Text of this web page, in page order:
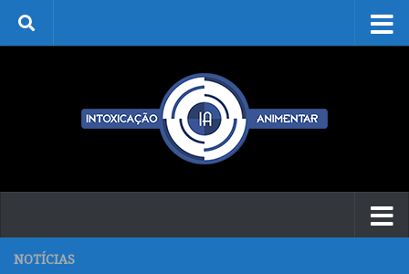
Skip to content
NOTÍCIAS